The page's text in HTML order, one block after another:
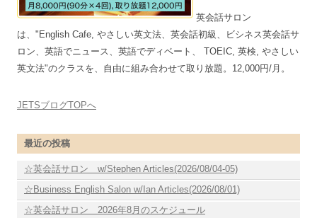
英会話サロン
は、"English Cafe, やさしい英文法、英会話初級、ビシネス英会話サ
ロン、英語でニュース、英語でディベート、 TOEIC, 英検, やさしい
英文法"のクラスを、自由に組み合わせて取り放題。12,000円/月。
JETSブログTOPへ
最近の投稿
☆英会話サロン w/Stephen Articles(2026/08/04-05)
☆Business English Salon w/Ian Articles(2026/08/01)
☆英会話サロン 2026年8月のスケジュール